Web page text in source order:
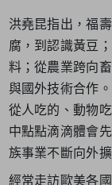
洪堯昆指出，福
腐，到認識黃豆
料；從農業跨向
與國外技術合作
從人吃的、動物
中點點滴滴體會
族事業不斷向外
經常走訪歐美各